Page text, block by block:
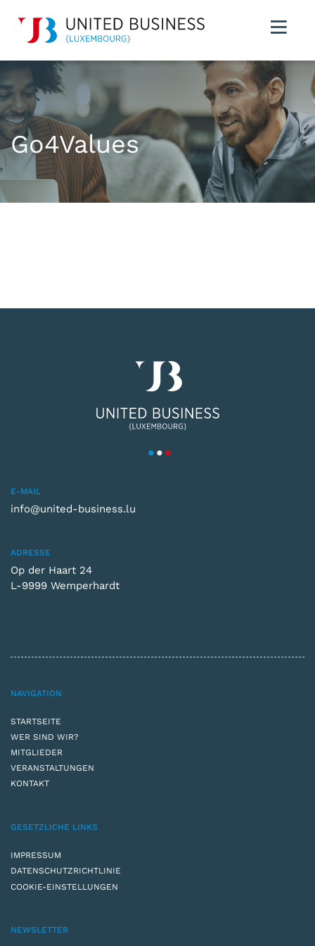
Go4Values
E-MAIL
info@united-business.lu
ADRESSE
Op der Haart 24
L-9999 Wemperhardt
NAVIGATION
STARTSEITE
WER SIND WIR?
MITGLIEDER
VERANSTALTUNGEN
KONTAKT
GESETZLICHE LINKS
IMPRESSUM
DATENSCHUTZRICHTLINIE
COOKIE-EINSTELLUNGEN
NEWSLETTER